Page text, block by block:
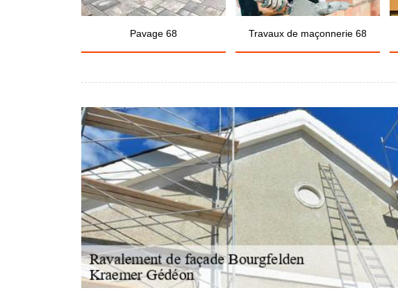
Pavage 68 Travaux de maçonnerie 68